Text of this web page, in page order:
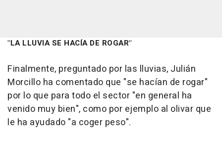
"LA LLUVIA SE HACÍA DE ROGAR"
Finalmente, preguntado por las lluvias, Julián
Morcillo ha comentado que "se hacían de rogar"
por lo que para todo el sector "en general ha
venido muy bien", como por ejemplo al olivar que
le ha ayudado "a coger peso".